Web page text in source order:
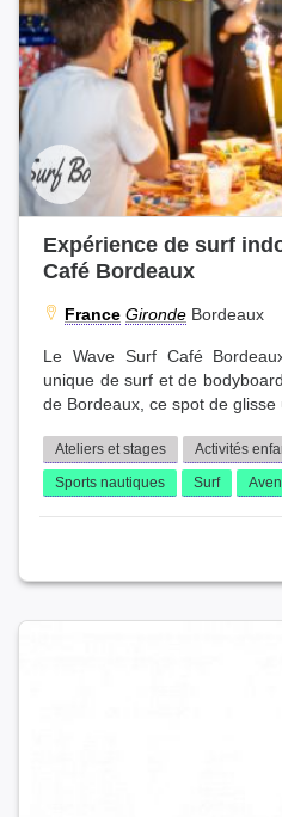
Expérience de surf
Café Bordeaux
France Gironde Bordeaux
Le Wave Surf Café
unique de surf et de
de Bordeaux, ce spot de glisse
Ateliers et stages
Activités
Sports nautiques
Surf